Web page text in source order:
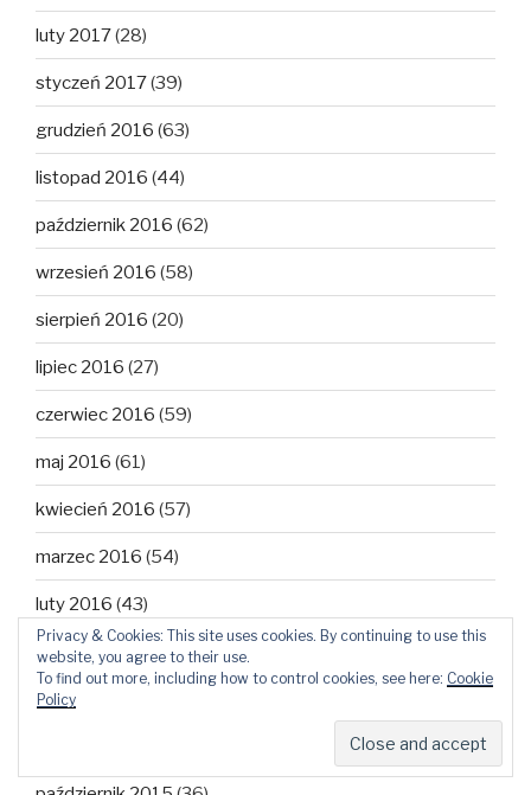
luty 2017(28)
styczeń 2017(39)
grudzień 2016 (63)
listopad 2016 (44)
październik 2016 (62)
wrzesień 2016 (58)
sierpień 2016 (20)
lipiec 2016 (27)
czerwiec 2016 (59)
maj 2016 (61)
kwiecień 2016 (57)
marzec 2016 (54)
luty 2016 (43)
styczeń 2016(51)
grudzień 2015
Privacy & Cookies: This site uses cookies. By continuing to use this
website, you agree to their use.
To find out more, including how to control cookies, see here: Cookie
Policy